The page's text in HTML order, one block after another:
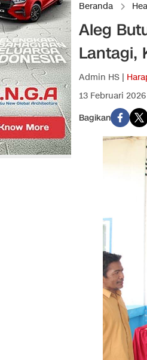
Beranda
Aleg
Lantagi,
Admin HS |
13 Februari
Bagikan